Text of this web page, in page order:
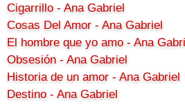
Cigarrillo - Ana Gabriel
Cosas Del Amor - Ana Gabriel
El hombre que yo amo - Ana
Obsesión - Ana Gabriel
Historia de un amor - Ana Gabriel
Destino - Ana Gabriel